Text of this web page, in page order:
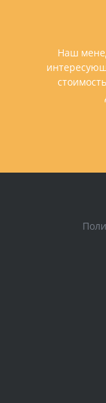
Наш